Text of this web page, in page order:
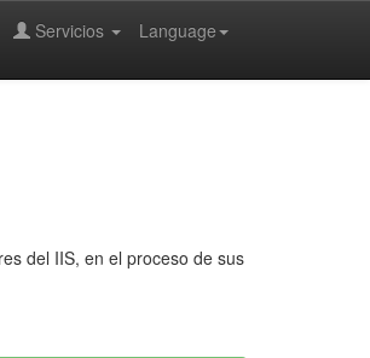
Language
Servicios
del IIS, en el proceso de sus